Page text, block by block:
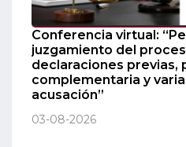
Conferencia virtual:
juzgamiento del
declaraciones previas,
complementaria y
acusación”
03-08-2026